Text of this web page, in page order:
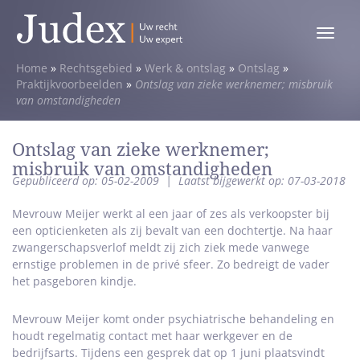
Toggle
Home » Rechtsgebied » Werk & ontslag » Ontslag »
Praktijkvoorbeelden » Ontslag van zieke werknemer; misbruik
van omstandigheden
Ontslag van zieke werknemer;
misbruik van omstandigheden
Gepubliceerd op: 05-02-2009|Laatst bijgewerkt op: 07-03-2018
Mevrouw Meijer werkt al een jaar of zes als verkoopster bij
een opticienketen als zij bevalt van een dochtertje. Na haar
zwangerschapsverlof meldt zij zich ziek mede vanwege
ernstige problemen in de privé sfeer. Zo bedreigt de vader
het pasgeboren kindje.
Mevrouw Meijer komt onder psychiatrische behandeling en
houdt regelmatig contact met haar werkgever en de
bedrijfsarts. Tijdens een gesprek dat op 1 juni plaatsvindt